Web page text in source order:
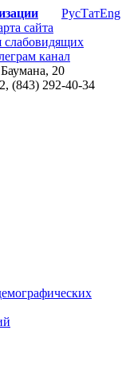
РусТатEng
20
(843) 292-40-34